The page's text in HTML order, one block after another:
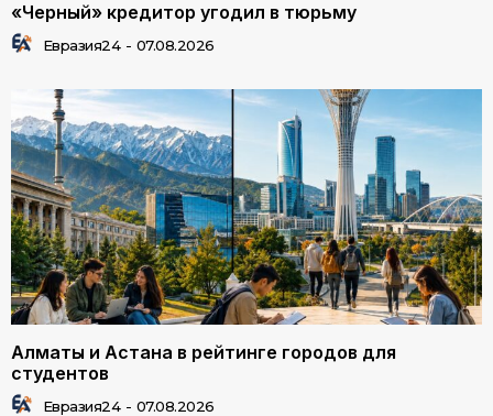
«Черный» кредитор угодил в тюрьму
Евразия24 - 07.08.2026
Алматы и Астана в рейтинге городов для
студентов
Евразия24 - 07.08.2026